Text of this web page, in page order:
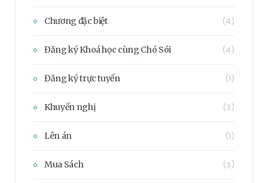
Chương đặc biệt (4)
Đăng ký Khoá học cùng Chó Sói (4)
Đăng ký trực tuyến (1)
Khuyến nghị (3)
Lên án (1)
Mua Sách (3)